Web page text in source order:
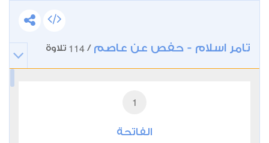
تامر اسلام - حفص عن عاصم /
114 تلاوة
1
الفاتحة